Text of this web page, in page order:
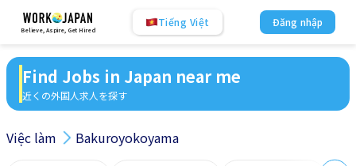
Believe, Aspire, Get Hired
Tiếng Việt Đăng nhập
Find Jobs in Japan near me
近くの外国人求人を探す
Việc làm Bakuroyokoyama